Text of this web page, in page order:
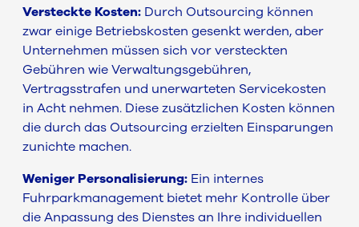
Versteckte Kosten: Durch Outsourcing können
zwar einige Betriebskosten gesenkt werden, aber
Unternehmen müssen sich vor versteckten
Gebühren wie Verwaltungsgebühren,
Vertragsstrafen und unerwarteten Servicekosten
in Acht nehmen. Diese zusätzlichen Kosten können
die durch das Outsourcing erzielten Einsparungen
zunichte machen.
Weniger Personalisierung: Ein internes
Fuhrparkmanagement bietet mehr Kontrolle über
die Anpassung des Dienstes an Ihre individuellen